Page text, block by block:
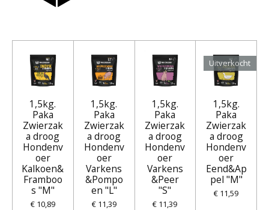
1,5kg.
Paka
Zwierzak
a droog
Hondenv
oer
Kalkoen&
Framboo
s "M"
€ 10,89
1,5kg.
Paka
Zwierzak
a droog
Hondenv
oer
Varkens
&Pompo
en "L"
€ 11,39
1,5kg.
Paka
Zwierzak
a droog
Hondenv
oer
Varkens
&Peer
"S"
€ 11,39
Uitverkocht
1,5kg.
Paka
Zwierzak
a droog
Hondenv
oer
Eend&Ap
pel "M"
€ 11,59